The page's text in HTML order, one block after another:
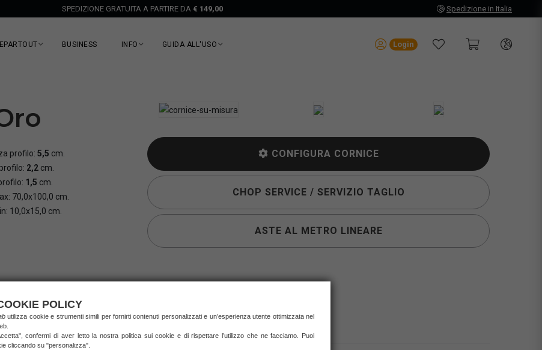
SPEDIZIONE GRATUITA A PARTIRE DA € 149,00 Spedizione in Italia
BUSINESS INFO GUIDA ALL'USO Login
profilo: 5,5 cm.
2,2 cm.
1,5 cm.
70,0x100,0 cm.
10,0x15,0 cm.
CONFIGURA CORNICE
CHOP SERVICE / SERVIZIO TAGLIO
ASTE AL METRO LINEARE
POLICY
utilizza cookie e strumenti simili per fornirti contenuti personalizzati e un’esperienza utente ottimizzata nel
confermi di aver letto la nostra politica sui cookie e di rispettare l’utilizzo che ne facciamo. Puoi
cliccando su "personalizza".